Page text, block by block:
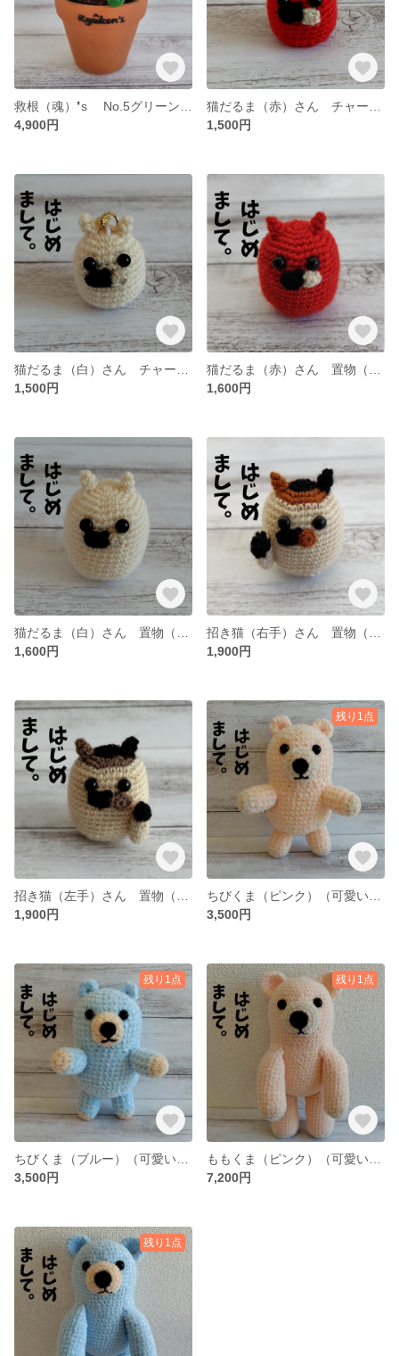
4,900円
1,500円
1,500円
1,600円
1,600円
1,900円
1,900円
残り1点
3,500円
残り1点
3,500円
残り1点
7,200円
残り1点